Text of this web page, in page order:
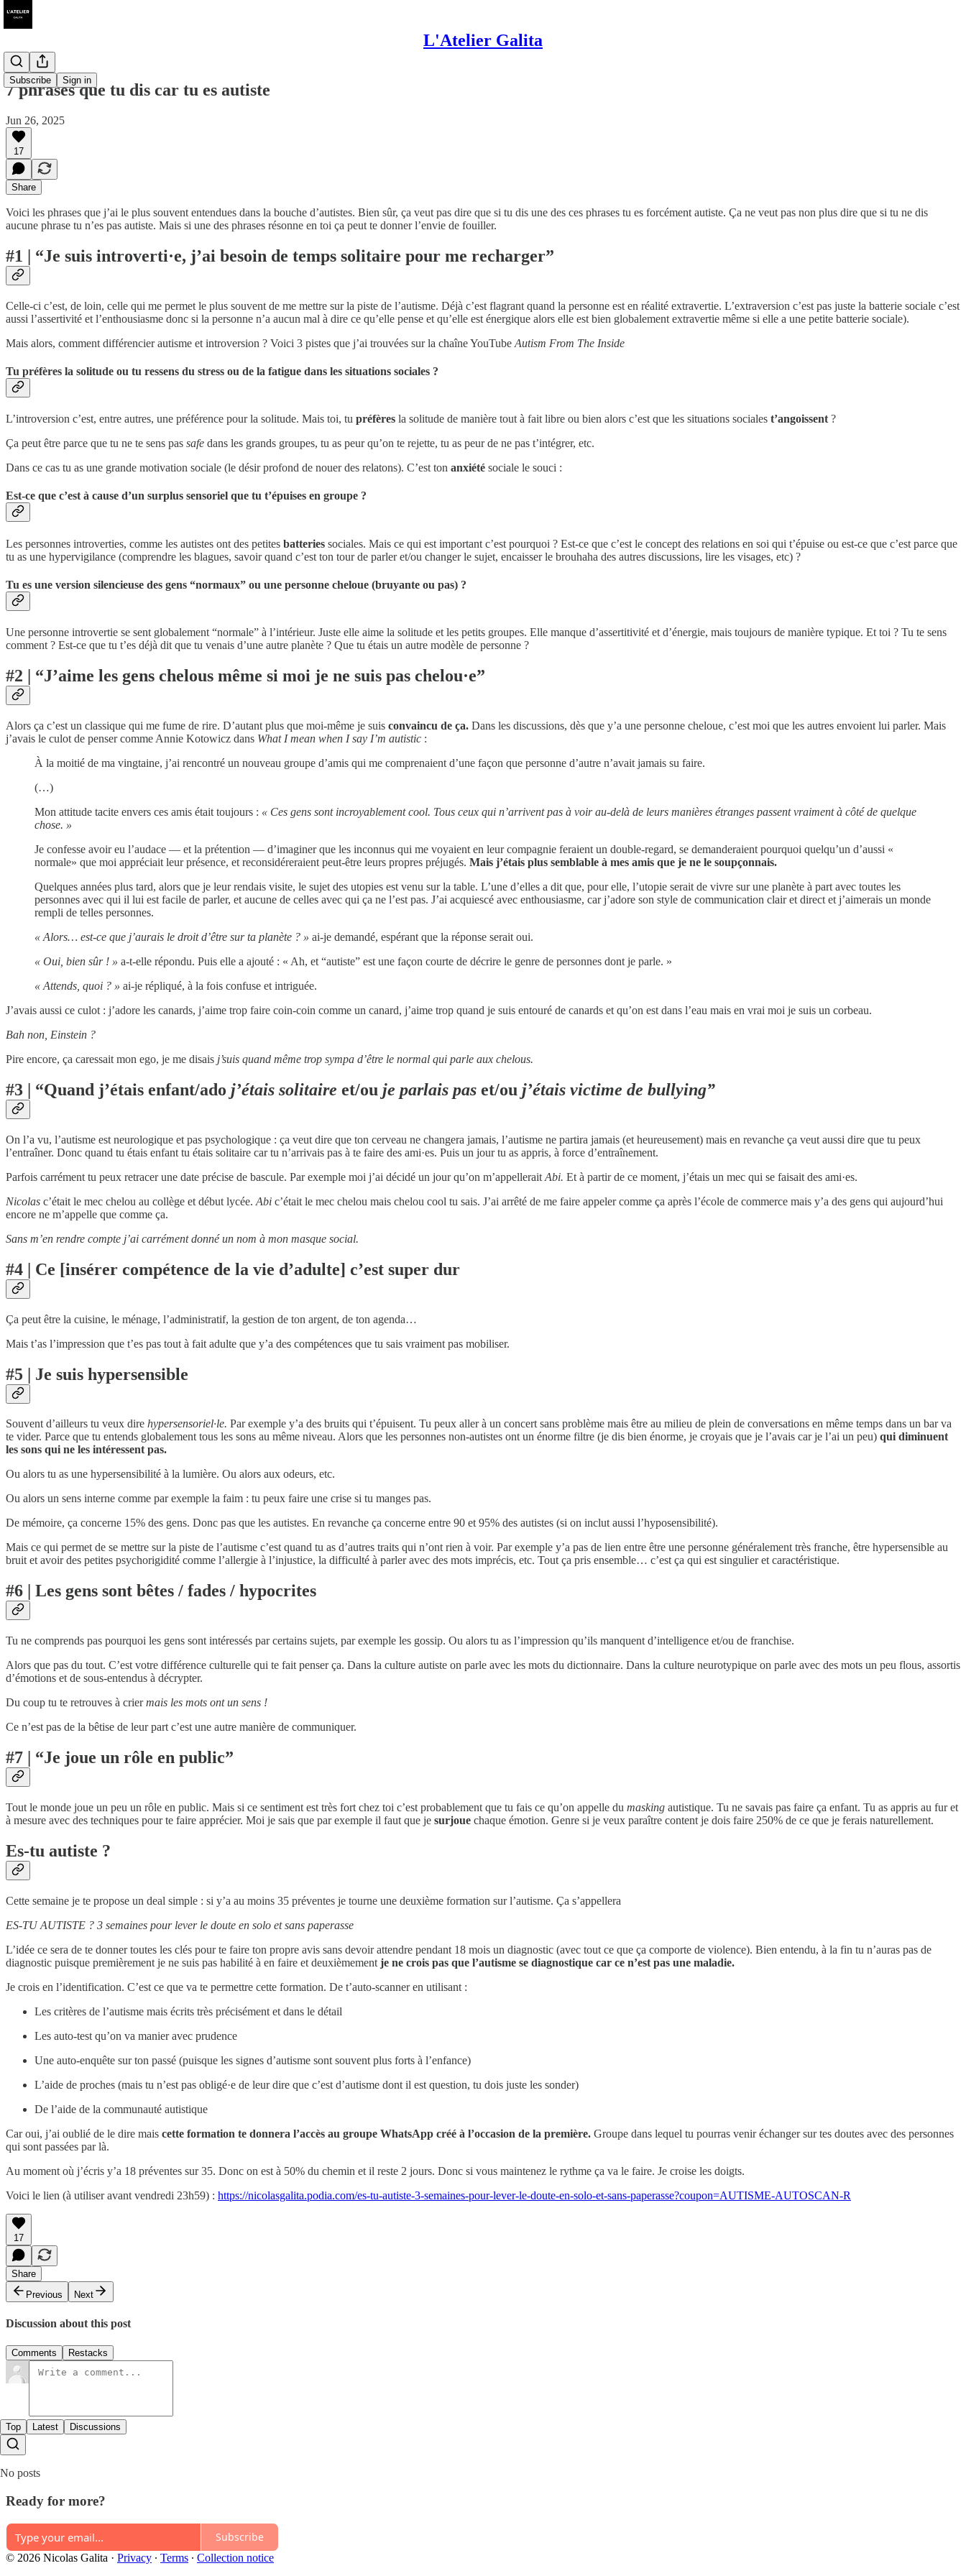
L'Atelier Galita
Subscribe Sign in
7 phrases que tu dis car tu es autiste
Jun 26, 2025
17
Share
Voici les phrases que j’ai le plus souvent entendues dans la bouche d’autistes. Bien sûr, ça veut pas dire que si tu dis une des ces phrases tu es forcément autiste. Ça ne veut pas non plus dire que si tu ne dis
aucune phrase tu n’es pas autiste. Mais si une des phrases résonne en toi ça peut te donner l’envie de fouiller.
#1 | “Je suis introverti·e, j’ai besoin de temps solitaire pour me recharger”
Celle-ci c’est, de loin, celle qui me permet le plus souvent de me mettre sur la piste de l’autisme. Déjà c’est flagrant quand la personne est en réalité extravertie. L’extraversion c’est pas juste la batterie sociale c’est
aussi l’assertivité et l’enthousiasme donc si la personne n’a aucun mal à dire ce qu’elle pense et qu’elle est énergique alors elle est bien globalement extravertie même si elle a une petite batterie sociale).
Mais alors, comment différencier autisme et introversion ? Voici 3 pistes que j’ai trouvées sur la chaîne YouTube Autism From The Inside
Tu préfères la solitude ou tu ressens du stress ou de la fatigue dans les situations sociales ?
L’introversion c’est, entre autres, une préférence pour la solitude. Mais toi, tu préfères la solitude de manière tout à fait libre ou bien alors c’est que les situations sociales t’angoissent ?
Ça peut être parce que tu ne te sens pas safe dans les grands groupes, tu as peur qu’on te rejette, tu as peur de ne pas t’intégrer, etc.
Dans ce cas tu as une grande motivation sociale (le désir profond de nouer des relatons). C’est ton anxiété sociale le souci :
Est-ce que c’est à cause d’un surplus sensoriel que tu t’épuises en groupe ?
Les personnes introverties, comme les autistes ont des petites batteries sociales. Mais ce qui est important c’est pourquoi ? Est-ce que c’est le concept des relations en soi qui t’épuise ou est-ce que c’est parce que
tu as une hypervigilance (comprendre les blagues, savoir quand c’est ton tour de parler et/ou changer le sujet, encaisser le brouhaha des autres discussions, lire les visages, etc) ?
Tu es une version silencieuse des gens “normaux” ou une personne cheloue (bruyante ou pas) ?
Une personne introvertie se sent globalement “normale” à l’intérieur. Juste elle aime la solitude et les petits groupes. Elle manque d’assertitivité et d’énergie, mais toujours de manière typique. Et toi ? Tu te sens
comment ? Est-ce que tu t’es déjà dit que tu venais d’une autre planète ? Que tu étais un autre modèle de personne ?
#2 | “J’aime les gens chelous même si moi je ne suis pas chelou·e”
Alors ça c’est un classique qui me fume de rire. D’autant plus que moi-même je suis convaincu de ça. Dans les discussions, dès que y’a une personne cheloue, c’est moi que les autres envoient lui parler. Mais
j’avais le culot de penser comme Annie Kotowicz dans What I mean when I say I’m autistic :
À la moitié de ma vingtaine, j’ai rencontré un nouveau groupe d’amis qui me comprenaient d’une façon que personne d’autre n’avait jamais su faire.
(…)
Mon attitude tacite envers ces amis était toujours : « Ces gens sont incroyablement cool. Tous ceux qui n’arrivent pas à voir au-delà de leurs manières étranges passent vraiment à côté de quelque
chose. »
Je confesse avoir eu l’audace — et la prétention — d’imaginer que les inconnus qui me voyaient en leur compagnie feraient un double-regard, se demanderaient pourquoi quelqu’un d’aussi «
normale» que moi appréciait leur présence, et reconsidéreraient peut-être leurs propres préjugés. Mais j’étais plus semblable à mes amis que je ne le soupçonnais.
Quelques années plus tard, alors que je leur rendais visite, le sujet des utopies est venu sur la table. L’une d’elles a dit que, pour elle, l’utopie serait de vivre sur une planète à part avec toutes les
personnes avec qui il lui est facile de parler, et aucune de celles avec qui ça ne l’est pas. J’ai acquiescé avec enthousiasme, car j’adore son style de communication clair et direct et j’aimerais un monde
rempli de telles personnes.
« Alors… est-ce que j’aurais le droit d’être sur ta planète ? » ai-je demandé, espérant que la réponse serait oui.
« Oui, bien sûr ! » a-t-elle répondu. Puis elle a ajouté : « Ah, et “autiste” est une façon courte de décrire le genre de personnes dont je parle. »
« Attends, quoi ? » ai-je répliqué, à la fois confuse et intriguée.
J’avais aussi ce culot : j’adore les canards, j’aime trop faire coin-coin comme un canard, j’aime trop quand je suis entouré de canards et qu’on est dans l’eau mais en vrai moi je suis un corbeau.
Bah non, Einstein ?
Pire encore, ça caressait mon ego, je me disais j’suis quand même trop sympa d’être le normal qui parle aux chelous.
#3 | “Quand j’étais enfant/ado j’étais solitaire et/ou je parlais pas et/ou j’étais victime de bullying”
On l’a vu, l’autisme est neurologique et pas psychologique : ça veut dire que ton cerveau ne changera jamais, l’autisme ne partira jamais (et heureusement) mais en revanche ça veut aussi dire que tu peux
l’entraîner. Donc quand tu étais enfant tu étais solitaire car tu n’arrivais pas à te faire des ami·es. Puis un jour tu as appris, à force d’entraînement.
Parfois carrément tu peux retracer une date précise de bascule. Par exemple moi j’ai décidé un jour qu’on m’appellerait Abi. Et à partir de ce moment, j’étais un mec qui se faisait des ami·es.
Nicolas c’était le mec chelou au collège et début lycée. Abi c’était le mec chelou mais chelou cool tu sais. J’ai arrêté de me faire appeler comme ça après l’école de commerce mais y’a des gens qui aujourd’hui
encore ne m’appelle que comme ça.
Sans m’en rendre compte j’ai carrément donné un nom à mon masque social.
#4 | Ce [insérer compétence de la vie d’adulte] c’est super dur
Ça peut être la cuisine, le ménage, l’administratif, la gestion de ton argent, de ton agenda…
Mais t’as l’impression que t’es pas tout à fait adulte que y’a des compétences que tu sais vraiment pas mobiliser.
#5 | Je suis hypersensible
Souvent d’ailleurs tu veux dire hypersensoriel·le. Par exemple y’a des bruits qui t’épuisent. Tu peux aller à un concert sans problème mais être au milieu de plein de conversations en même temps dans un bar va
te vider. Parce que tu entends globalement tous les sons au même niveau. Alors que les personnes non-autistes ont un énorme filtre (je dis bien énorme, je croyais que je l’avais car je l’ai un peu) qui diminuent
les sons qui ne les intéressent pas.
Ou alors tu as une hypersensibilité à la lumière. Ou alors aux odeurs, etc.
Ou alors un sens interne comme par exemple la faim : tu peux faire une crise si tu manges pas.
De mémoire, ça concerne 15% des gens. Donc pas que les autistes. En revanche ça concerne entre 90 et 95% des autistes (si on inclut aussi l’hyposensibilité).
Mais ce qui permet de se mettre sur la piste de l’autisme c’est quand tu as d’autres traits qui n’ont rien à voir. Par exemple y’a pas de lien entre être une personne généralement très franche, être hypersensible au
bruit et avoir des petites psychorigidité comme l’allergie à l’injustice, la difficulté à parler avec des mots imprécis, etc. Tout ça pris ensemble… c’est ça qui est singulier et caractéristique.
#6 | Les gens sont bêtes / fades / hypocrites
Tu ne comprends pas pourquoi les gens sont intéressés par certains sujets, par exemple les gossip. Ou alors tu as l’impression qu’ils manquent d’intelligence et/ou de franchise.
Alors que pas du tout. C’est votre différence culturelle qui te fait penser ça. Dans la culture autiste on parle avec les mots du dictionnaire. Dans la culture neurotypique on parle avec des mots un peu flous, assortis
d’émotions et de sous-entendus à décrypter.
Du coup tu te retrouves à criermais les mots ont un sens !
Ce n’est pas de la bêtise de leur part c’est une autre manière de communiquer.
#7 | “Je joue un rôle en public”
Tout le monde joue un peu un rôle en public. Mais si ce sentiment est très fort chez toi c’est probablement que tu fais ce qu’on appelle du masking autistique. Tu ne savais pas faire ça enfant. Tu as appris au fur et
à mesure avec des techniques pour te faire apprécier. Moi je sais que par exemple il faut que je surjoue chaque émotion. Genre si je veux paraître content je dois faire 250% de ce que je ferais naturellement.
Es-tu autiste ?
Cette semaine je te propose un deal simple : si y’a au moins 35 préventes je tourne une deuxième formation sur l’autisme. Ça s’appellera
ES-TU AUTISTE ? 3 semaines pour lever le doute en solo et sans paperasse
L’idée ce sera de te donner toutes les clés pour te faire ton propre avis sans devoir attendre pendant 18 mois un diagnostic (avec tout ce que ça comporte de violence). Bien entendu, à la fin tu n’auras pas de
diagnostic puisque premièrement je ne suis pas habilité à en faire et deuxièmement je ne crois pas que l’autisme se diagnostique car ce n’est pas une maladie.
Je crois en l’identification. C’est ce que va te permettre cette formation. De t’auto-scanner en utilisant :
Les critères de l’autisme mais écrits très précisément et dans le détail
Les auto-test qu’on va manier avec prudence
Une auto-enquête sur ton passé (puisque les signes d’autisme sont souvent plus forts à l’enfance)
L’aide de proches (mais tu n’est pas obligé·e de leur dire que c’est d’autisme dont il est question, tu dois juste les sonder)
De l’aide de la communauté autistique
Car oui, j’ai oublié de le dire mais cette formation te donnera l’accès au groupe WhatsApp créé à l’occasion de la première. Groupe dans lequel tu pourras venir échanger sur tes doutes avec des personnes
qui sont passées par là.
Au moment où j’écris y’a 18 préventes sur 35. Donc on est à 50% du chemin et il reste 2 jours. Donc si vous maintenez le rythme ça va le faire. Je croise les doigts.
Voici le lien (à utiliser avant vendredi 23h59) : https://nicolasgalita.podia.com/es-tu-autiste-3-semaines-pour-lever-le-doute-en-solo-et-sans-paperasse?coupon=AUTISME-AUTOSCAN-R
17
Share
Previous
Next
Discussion about this post
Comments Restacks
Top Latest Discussions
No posts
Ready for more?
Subscribe
© 2026 Nicolas Galita · Privacy ∙ Terms ∙ Collection notice